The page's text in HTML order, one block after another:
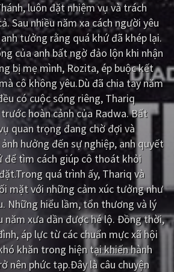
Hài hước
Khoa học - Tài liệu
Thể thao
Kỳ ảo
Gia đình
Lịch sử
Tiểu sử
DramaTV
Trung Quốc - Hồng Kông
Nhật Bản
luôn đặt nhiệm vụ và trách
Sau nhiều năm xa cách người yêu
tưởng rằng quá khứ đã khép lại.
của anh bất ngờ đảo lộn khi nhận
bị mẹ mình, Rozita, ép buộc kết
cô không yêu.Dù đã chia tay năm
có cuộc sống riêng, Thariq
hoàn cảnh của Radwa. Bất
quan trọng đang chờ đợi và
hưởng đến sự nghiệp, anh quyết
để tìm cách giúp cô thoát khỏi
quá trình ấy, Thariq và
mặt với những cảm xúc tưởng như
Những hiểu lầm, tổn thương và lý
năm xưa dần được hé lộ. Đồng thời,
áp lực từ các chuẩn mực xã hội
khăn trong hiện tại khiến hành
nên phức tạp.Đây là câu chuyện